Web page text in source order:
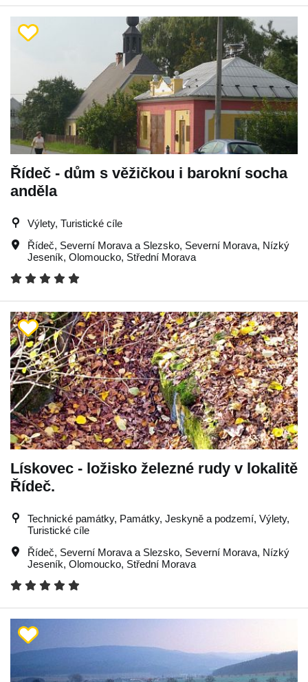
Řídeč - dům s věžičkou i barokní socha
anděla
Výlety, Turistické cíle
Řídeč, Severní Morava a Slezsko, Severní Morava, Nízký
Jeseník, Olomoucko, Střední Morava
Lískovec - ložisko železné rudy v lokalitě
Řídeč.
Technické památky, Památky, Jeskyně a podzemí, Výlety,
Turistické cíle
Řídeč, Severní Morava a Slezsko, Severní Morava, Nízký
Jeseník, Olomoucko, Střední Morava